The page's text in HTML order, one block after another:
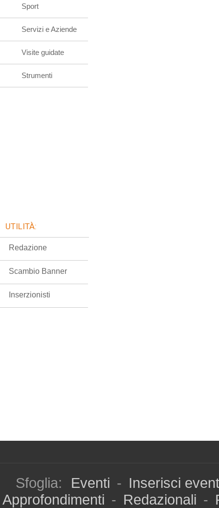
Sport
Servizi e Aziende
Visite guidate
Strumenti
UTILITÀ:
Redazione
Scambio Banner
Inserzionisti
Sfoglia: Eventi - Inserisci
Approfondimenti - Redazionali -